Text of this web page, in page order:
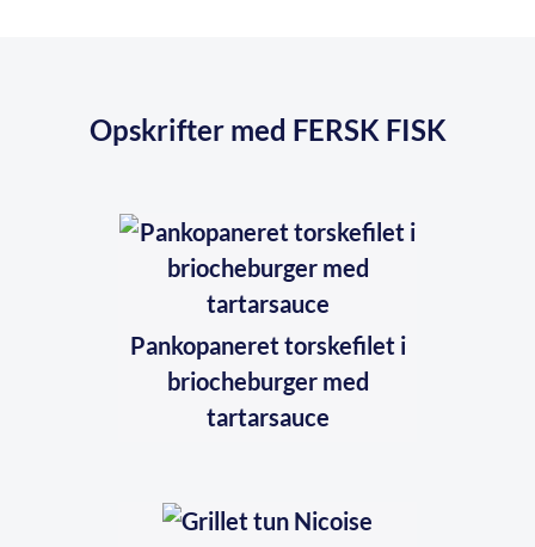
Opskrifter med FERSK FISK
Pankopaneret torskefilet i
briocheburger med
tartarsauce